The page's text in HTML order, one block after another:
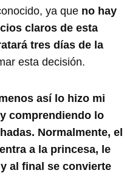
ya que no hay
claros de esta
tres días de la
esta decisión.
así lo hizo mi
comprendiendo lo
Normalmente, el
a la princesa, le
al final se convierte